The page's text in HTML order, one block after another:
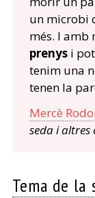
un microbi
més. I amb
prenysi
tenim una
tenen la
Mercè
seda i altres
Tema de la